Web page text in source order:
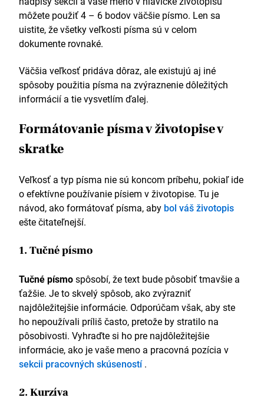
môžete použiť 4 – 6 bodov väčšie písmo. Len sa
uistite, že všetky veľkosti písma sú v celom
dokumente rovnaké.
Väčšia veľkosť pridáva dôraz, ale existujú aj iné
spôsoby použitia písma na zvýraznenie dôležitých
informácií a tie vysvetlím ďalej.
Formátovanie písma v životopise v
skratke
Veľkosť a typ písma nie sú koncom príbehu, pokiaľ ide
o efektívne používanie písiem v životopise. Tu je
návod, ako formátovať písma, aby bol váš životopis
ešte čitateľnejší.
1. Tučné písmo
Tučné písmospôsobí, že text bude pôsobiť tmavšie a
ťažšie. Je to skvelý spôsob, ako zvýrazniť
najdôležitejšie informácie. Odporúčam však, aby ste
ho nepoužívali príliš často, pretože by stratilo na
pôsobivosti. Vyhraďte si ho pre najdôležitejšie
informácie, ako je vaše meno a pracovná pozícia v
sekcii pracovných skúseností.
2. Kurzíva